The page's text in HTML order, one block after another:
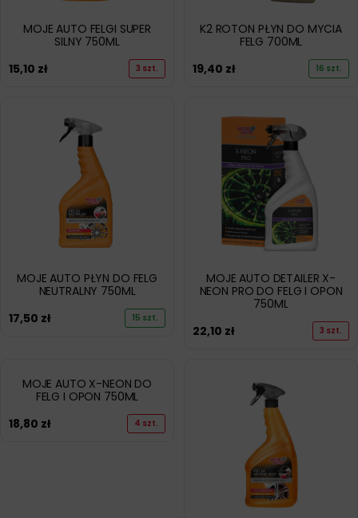
MOJE AUTO FELGI SUPER
SILNY 750ML
15,10 zł 3 szt.
K2 ROTON PŁYN DO MYCIA
FELG 700ML
19,40 zł 16 szt.
MOJE AUTO PŁYN DO FELG
NEUTRALNY 750ML
17,50 zł 15 szt.
MOJE AUTO DETAILER X-
NEON PRO DO FELG I OPON
750ML
22,10 zł 3 szt.
MOJE AUTO X-NEON DO
FELG I OPON 750ML
18,80 zł 4 szt.